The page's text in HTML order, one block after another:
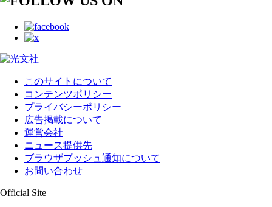
このサイトについて
コンテンツポリシー
プライバシーポリシー
広告掲載について
運営会社
ニュース提供先
ブラウザプッシュ通知について
お問い合わせ
Official Site